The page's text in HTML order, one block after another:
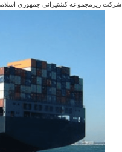
شرکت زیرمجموعه کشتیرانی جمهوری اسلامی، با بیش از ۲.۹ میلیارد دلار ارز بازنگردانده، در صدر